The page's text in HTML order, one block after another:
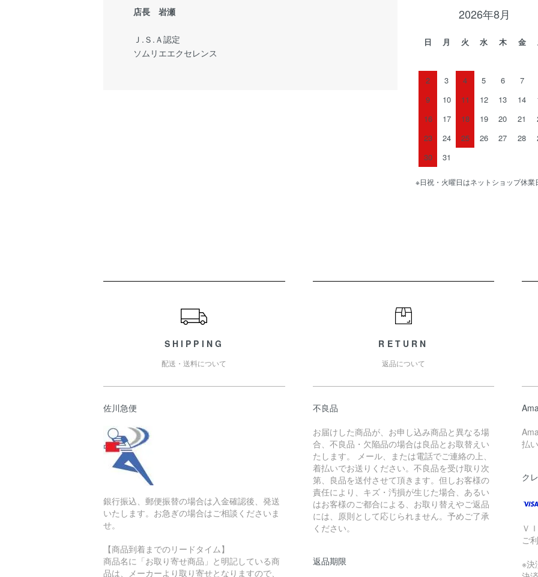
店長 岩瀬
Ｊ.Ｓ.Ａ認定
ソムリエエクセレンス
2026年8月
日 月 火 水 木 金
2
3 4 5 6 7
9
10 11 12 13 14
16
17 18 19 20 21
23
24 25 26 27 28
30
31
※日祝・火曜日はネットショップ休業
SHIPPING
配送・送料について
佐川急便
銀行振込、郵便振替の場合は入金確認後、発送
いたします。お急ぎの場合はご相談くださいま
せ。
【商品到着までのリードタイム】
商品名に「お取り寄せ商品」と明記している商
品は、メーカーより取り寄せとなりますので、
RETURN
返品について
不良品
お届けした商品が、お申し込み商品と異なる場
合、不良品・欠陥品の場合は良品とお取替えい
たします。 メール、または電話でご連絡の上、
着払いでお送りください。不良品を受け取り次
第、良品を送付させて頂きます。但しお客様の
責任により、キズ・汚損が生じた場合、あるい
はお客様のご都合による、お取り替えやご返品
には、原則として応じられません。予めご了承
ください。
返品期限
払
ク
Ｖ
ご
※決